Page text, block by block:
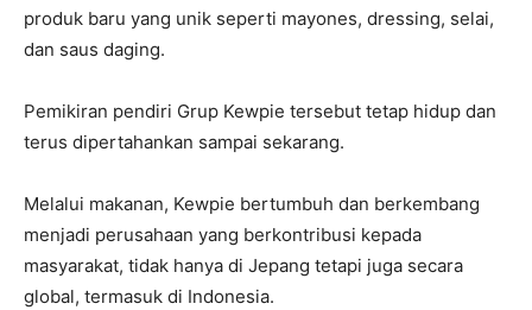
produk baru yang unik seperti mayones, dressing, selai,
dan saus daging.
Pemikiran pendiri Grup Kewpie tersebut tetap hidup dan
terus dipertahankan sampai sekarang.
Melalui makanan, Kewpie bertumbuh dan berkembang
menjadi perusahaan yang berkontribusi kepada
masyarakat, tidak hanya di Jepang tetapi juga secara
global, termasuk di Indonesia.